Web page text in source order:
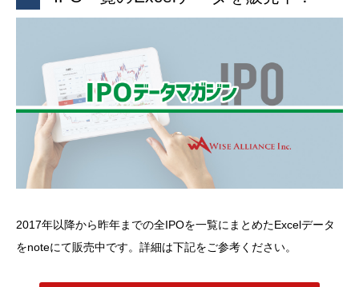
2017年以降から昨年までの全IPOを一覧にまとめたExcelデータ
をnoteにて販売中です。詳細は下記をご参考ください。